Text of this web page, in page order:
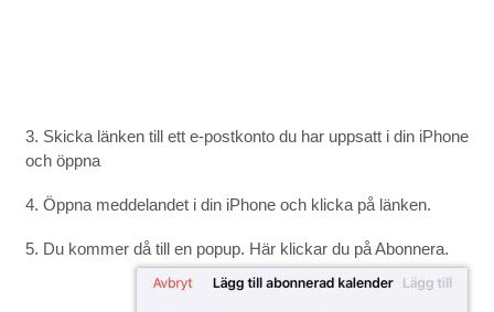
3. Skicka länken till ett e-postkonto du har uppsatt i din iPhone
och öppna
4. Öppna meddelandet i din iPhone och klicka på länken.
5. Du kommer då till en popup. Här klickar du på Abonnera.